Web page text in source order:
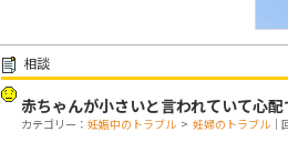
相談
赤ちゃんが小さいと言われていて心配
カテゴリー： 妊娠中のトラブル > 妊婦のトラブル